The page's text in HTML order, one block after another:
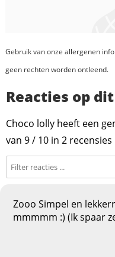
Gebruik van onze allergenen
geen rechten worden ontleend.
Reacties op
Choco lolly heeft een
van 9/ 10 in 2 recensies
Zooo Simpel en
mmmmm :) (Ik spaar